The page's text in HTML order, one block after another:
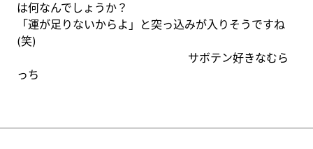
は何なんでしょうか？
「運が足りないからよ」と突っ込みが入りそうですね
(笑)
サボテン好きなむら
っち